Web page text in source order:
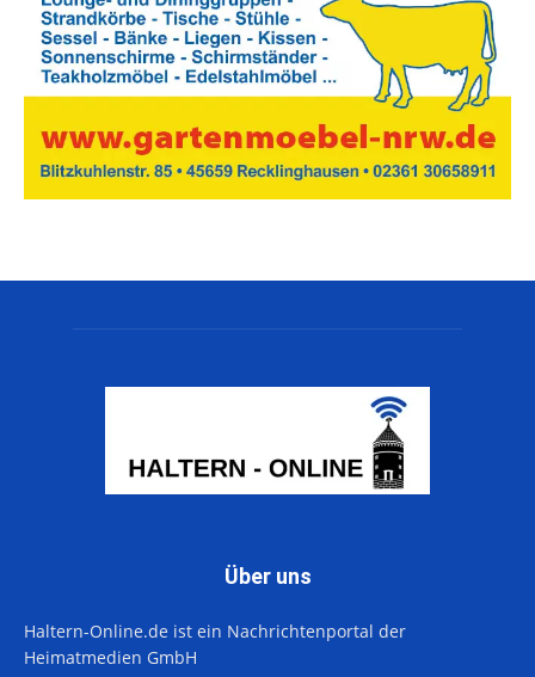
Über uns
Haltern-Online.de ist ein Nachrichtenportal der
Heimatmedien GmbH